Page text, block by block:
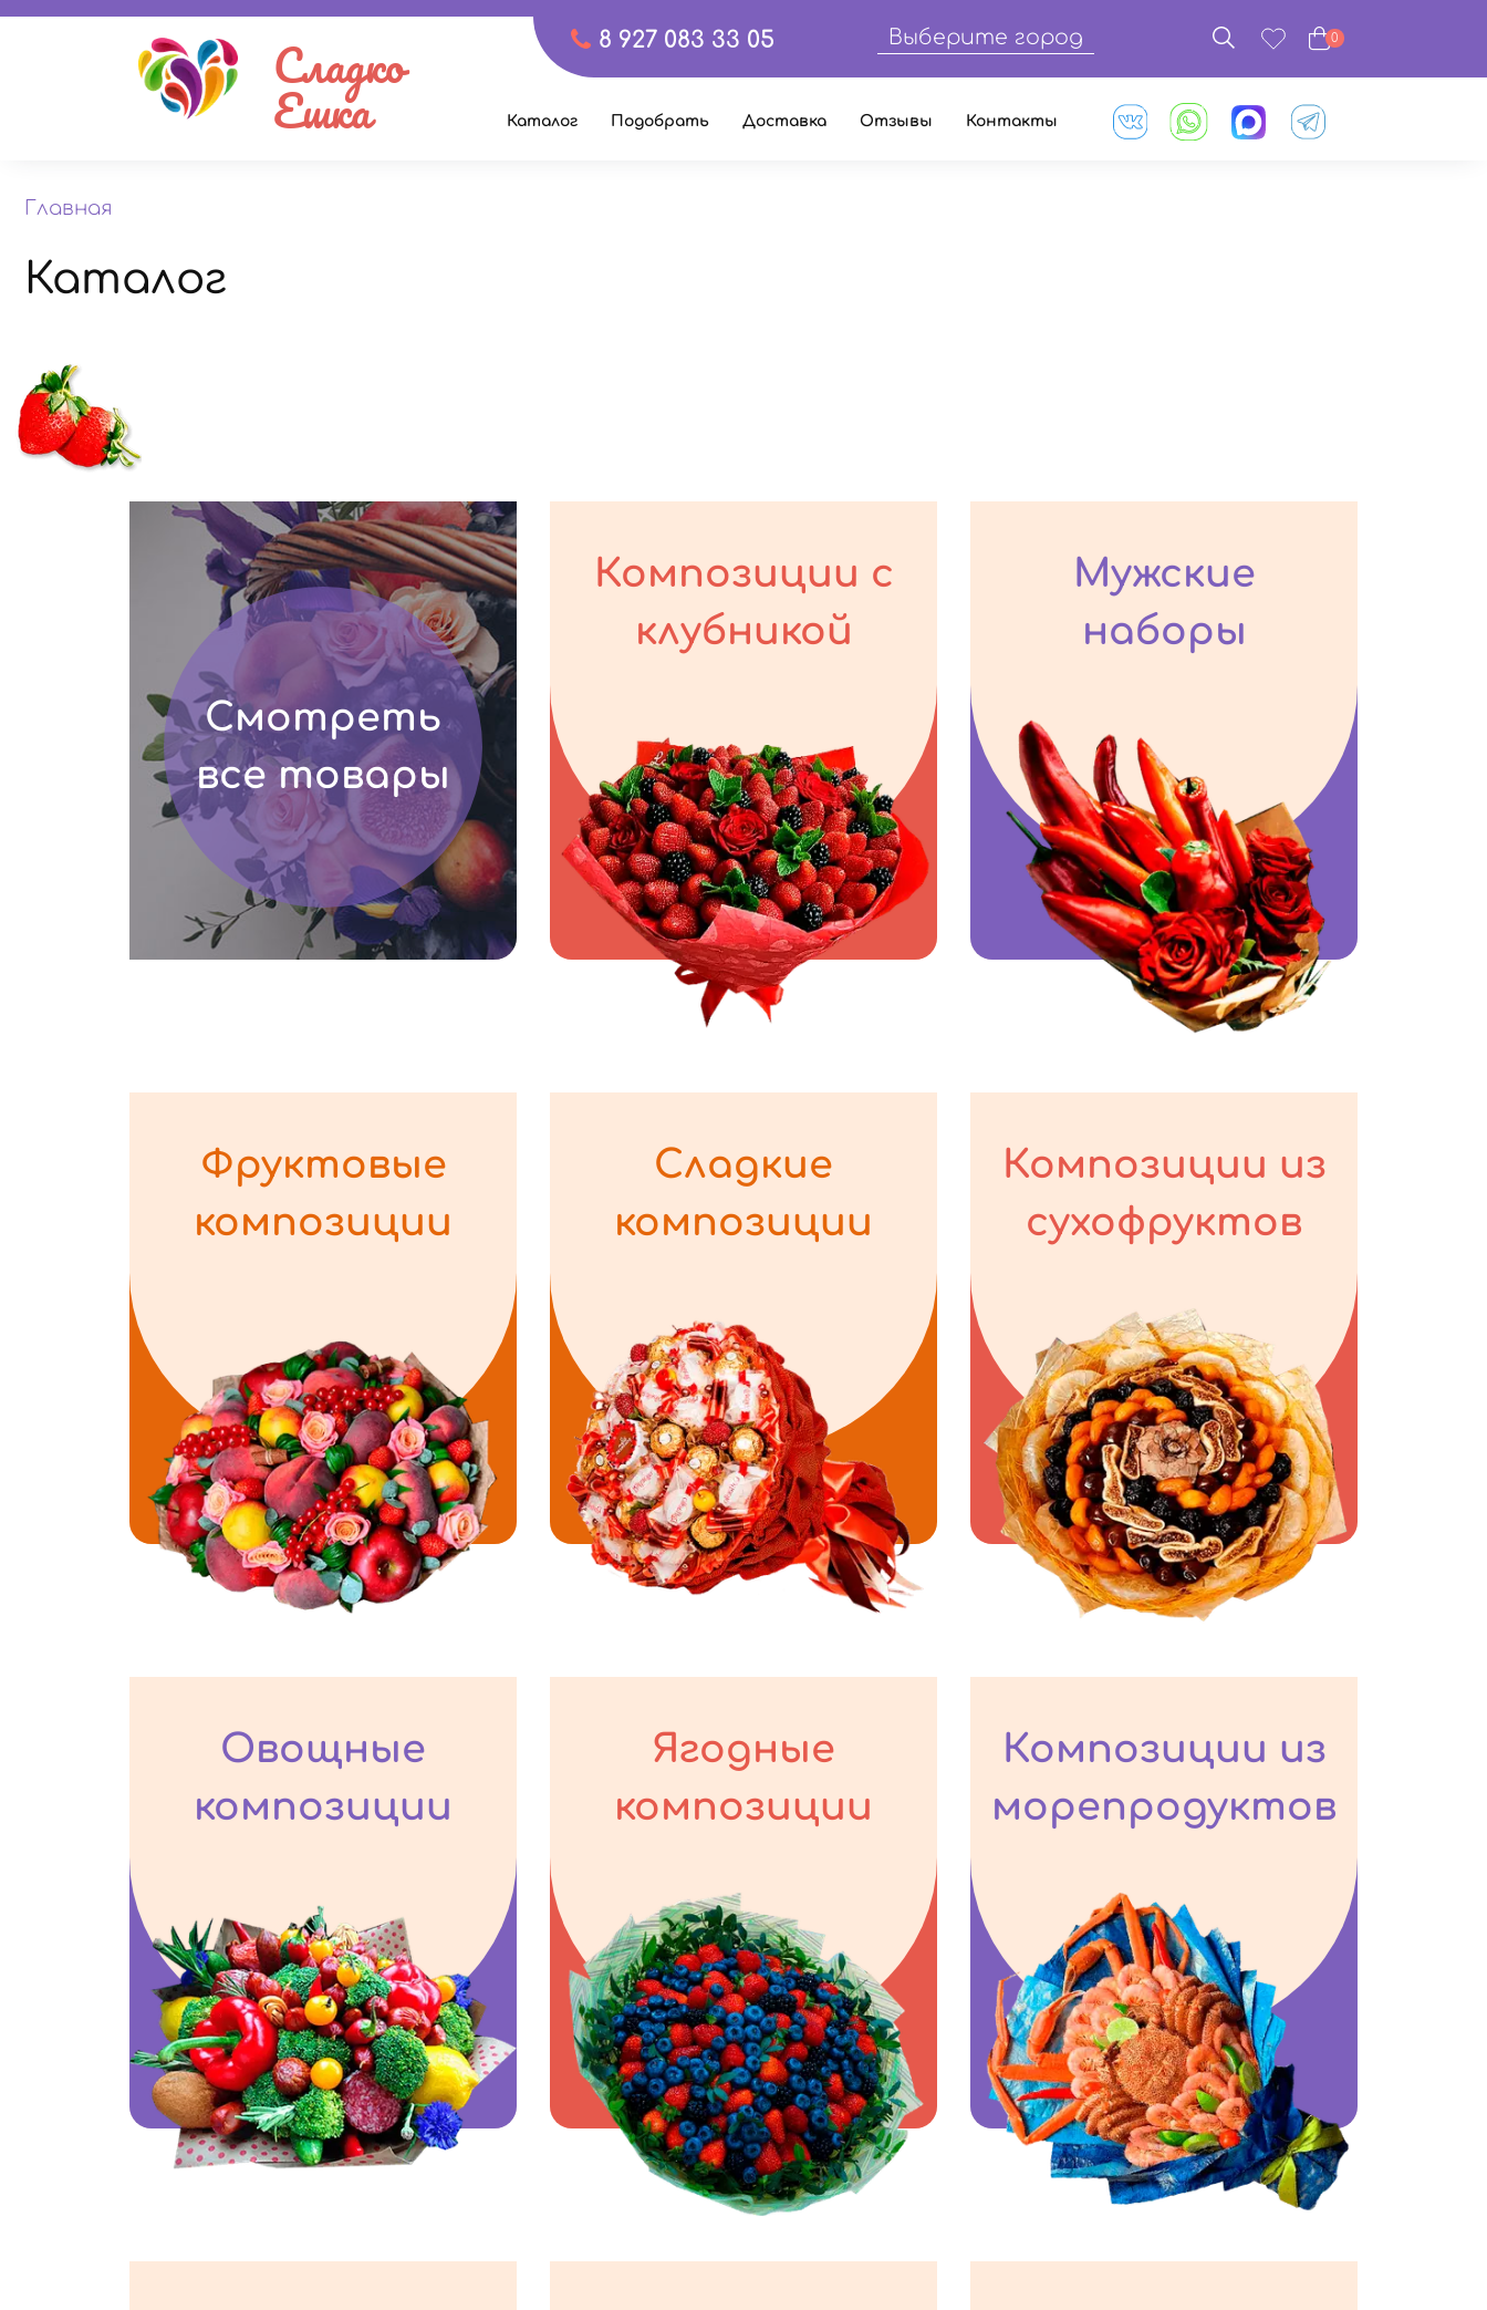
8 927 083 33 05 Выберите город 0
Сладко
Ешка Каталог Подобрать Доставка Отзывы Контакты
Главная
Каталог
Смотреть
все товары
Композиции с
клубникой
Мужские
наборы
Фруктовые
композиции
Сладкие
композиции
Композиции из
сухофруктов
Овощные
композиции
Ягодные
композиции
Композиции из
морепродуктов